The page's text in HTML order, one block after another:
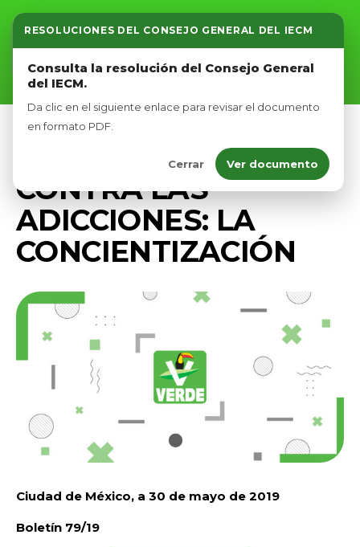
RESOLUCIONES DEL CONSEJO GENERAL DEL IECM
Consulta la resolución del Consejo General
del IECM.
Da clic en el siguiente enlace para revisar el documento
en formato PDF.
Cerrar Ver documento
Inicio
Nosotros
Afíliate
CONTRA LAS
ADICCIONES: LA
CONCIENTIZACIÓN
Ciudad de México, a 30 de mayo de 2019
Boletín 79/19